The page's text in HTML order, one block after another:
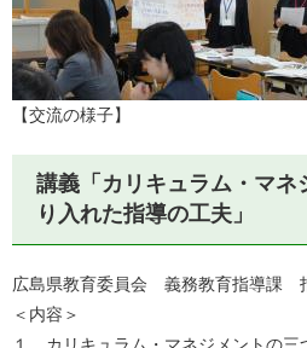
【交流の様子】
講義「カリキュラム・マネ
り入れた指導の工夫」
広島県教育委員会 義務教育指導
＜内容＞